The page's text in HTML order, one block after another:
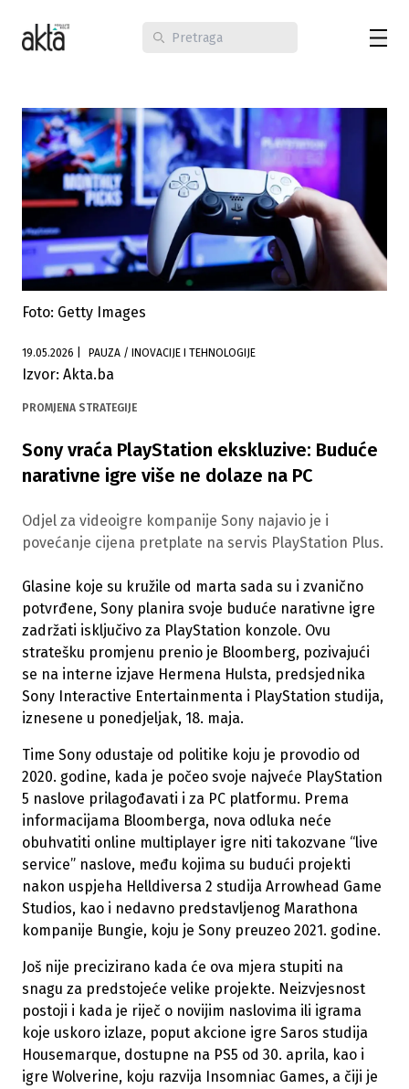
Foto: Getty Images
19.05.2026 PAUZA / INOVACIJE I TEHNOLOGIJE
Izvor: Akta.ba
PROMJENA STRATEGIJE
Sony vraća PlayStation ekskluzive: Buduće
narativne igre više ne dolaze na PC
Odjel za videoigre kompanije Sony najavio je i
povećanje cijena pretplate na servis PlayStation Plus.
Glasine koje su kružile od marta sada su i zvanično
potvrđene, Sony planira svoje buduće narativne igre
zadržati isključivo za PlayStation konzole. Ovu
stratešku promjenu prenio je Bloomberg, pozivajući
se na interne izjave Hermena Hulsta, predsjednika
Sony Interactive Entertainmenta i PlayStation studija,
iznesene u ponedjeljak, 18. maja.
Time Sony odustaje od politike koju je provodio od
2020. godine, kada je počeo svoje najveće PlayStation
5 naslove prilagođavati i za PC platformu. Prema
informacijama Bloomberga, nova odluka neće
obuhvatiti online multiplayer igre niti takozvane “live
service” naslove, među kojima su budući projekti
nakon uspjeha Helldiversa 2 studija Arrowhead Game
Studios, kao i nedavno predstavljenog Marathona
kompanije Bungie, koju je Sony preuzeo 2021. godine.
Još nije precizirano kada će ova mjera stupiti na
snagu za predstojeće velike projekte. Neizvjesnost
postoji i kada je riječ o novijim naslovima ili igrama
koje uskoro izlaze, poput akcione igre Saros studija
Housemarque, dostupne na PS5 od 30. aprila, kao i
igre Wolverine, koju razvija Insomniac Games, a čiji je